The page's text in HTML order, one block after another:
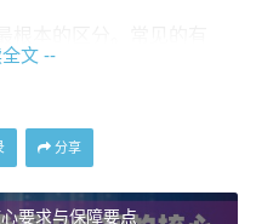
网络环境更自然，在采
文 --
分享
要求与保障要点